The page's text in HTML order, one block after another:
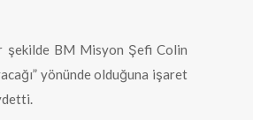
şekilde BM Misyon Şefi Colin
yönünde olduğuna işaret